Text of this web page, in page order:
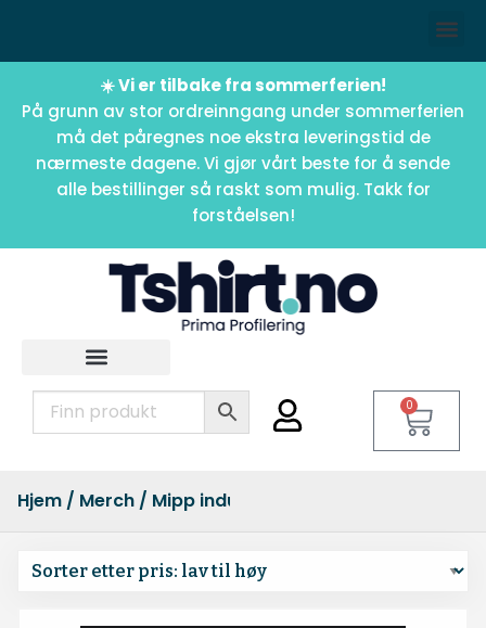
☀️ Vi er tilbake fra sommerferien!
På grunn av stor ordreinngang under sommerferien
må det påregnes noe ekstra leveringstid de
nærmeste dagene. Vi gjør vårt beste for å sende
alle bestillinger så raskt som mulig. Takk for
forståelsen!
0
Hjem / Merch / Mipp industries